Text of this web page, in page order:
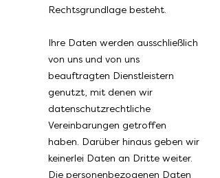
Rechtsgrundlage besteht.
Ihre Daten werden ausschließlich
von uns und von uns
beauftragten Dienstleistern
genutzt, mit denen wir
datenschutzrechtliche
Vereinbarungen getroffen
haben. Darüber hinaus geben wir
keinerlei Daten an Dritte weiter.
Die personenbezogenen Daten